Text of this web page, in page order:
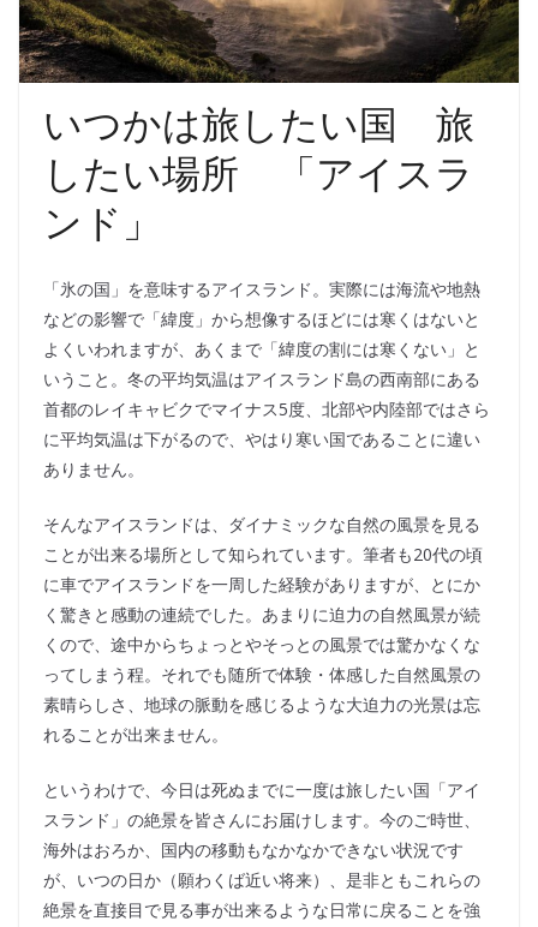
いつかは旅したい国 旅
したい場所 「アイスラ
ンド」
「氷の国」を意味するアイスランド。実際には海流や地熱
などの影響で「緯度」から想像するほどには寒くはないと
よくいわれますが、あくまで「緯度の割には寒くない」と
いうこと。冬の平均気温はアイスランド島の西南部にある
首都のレイキャビクでマイナス5度、北部や内陸部ではさら
に平均気温は下がるので、やはり寒い国であることに違い
ありません。
そんなアイスランドは、ダイナミックな自然の風景を見る
ことが出来る場所として知られています。筆者も20代の頃
に車でアイスランドを一周した経験がありますが、とにか
く驚きと感動の連続でした。あまりに迫力の自然風景が続
くので、途中からちょっとやそっとの風景では驚かなくな
ってしまう程。それでも随所で体験・体感した自然風景の
素晴らしさ、地球の脈動を感じるような大迫力の光景は忘
れることが出来ません。
というわけで、今日は死ぬまでに一度は旅したい国「アイ
スランド」の絶景を皆さんにお届けします。今のご時世、
海外はおろか、国内の移動もなかなかできない状況です
が、いつの日か（願わくば近い将来）、是非ともこれらの
絶景を直接目で見る事が出来るような日常に戻ることを強